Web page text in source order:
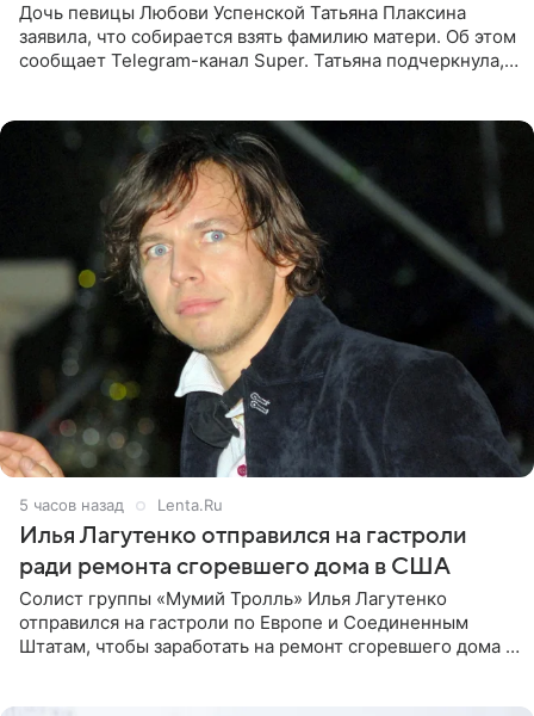
Дочь певицы Любови Успенской Татьяна Плаксина
заявила, что собирается взять фамилию матери. Об этом
сообщает Telegram-канал Super. Татьяна подчеркнула,
5 часов назад Lenta.Ru
Илья Лагутенко отправился на гастроли
ради ремонта сгоревшего дома в США
Солист группы «Мумий Тролль» Илья Лагутенко
отправился на гастроли по Европе и Соединенным
Штатам, чтобы заработать на ремонт сгоревшего дома в